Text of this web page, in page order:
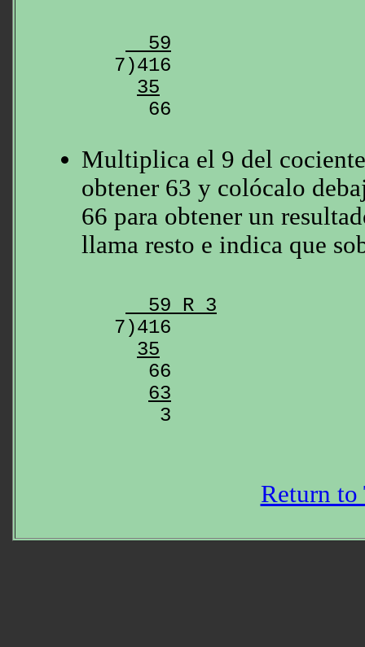
59
7)416
35
Multiplica el 9 del
obtener 63 y colócalo
66 para obtener un
llama resto e indica que
59 R 3
7)416
35
66
63
Return to